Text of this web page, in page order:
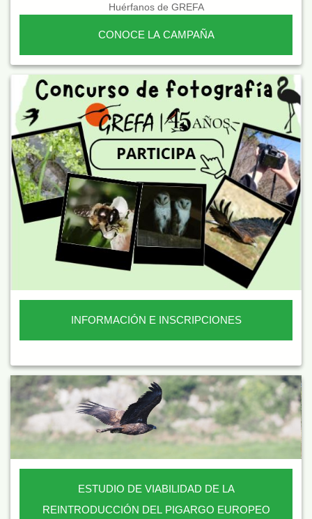
Huérfanos de GREFA
CONOCE LA CAMPAÑA
INFORMACIÓN E INSCRIPCIONES
ESTUDIO DE VIABILIDAD DE LA
REINTRODUCCIÓN DEL PIGARGO EUROPEO